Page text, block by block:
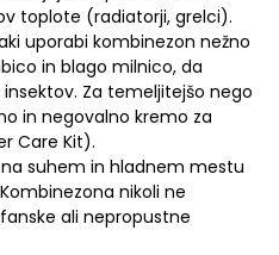
toplote (radiatorji, grelci).
uporabi kombinezon nežno
in blago milnico, da
Za temeljitejšo nego
in negovalno kremo za
Care Kit).
suhem in hladnem mestu
nikoli ne
ali nepropustne